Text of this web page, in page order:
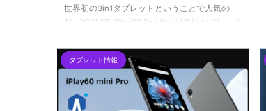
世界初の3in1タブレットということで人気の
ALLDOCUBE iPlay60 Pad Pro 日本版がグレード
み販売されていた「メモリ24GB・ストレージ
256GB」バージョンが日本でも登場です。
タブレット情報